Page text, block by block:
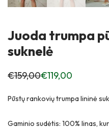
Juoda trumpa
suknelė
€159,00
Anksčiau
€159,00.
€119,00
Dabartinė
Pūstų rankovių trumpa lininė
Gaminio sudėtis: 100% linas,